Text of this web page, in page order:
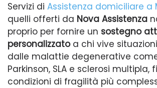
Servizi di Assistenza domiciliare a
quelli offerti da Nova Assistenza
proprio per fornire un sostegno
personalizzatoa chi vive
dalle malattie degenerative
Parkinson, SLA e sclerosi multipla,
condizioni di fragilità più